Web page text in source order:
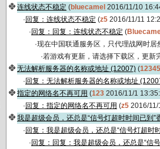
连线状态不稳定 (bluecamel 2016/11/10
· 回复：连线状态不稳定 (z5 2016/11/11
· 回复：回复：连线状态不稳定 (
·现在中国联通服务区，只代理战网时
·若游戏有更新，请选择下载区，更新
无法解析服务器的名称或地址 (12007) (
· 回复：无法解析服务器的名称或地址
指定的网络名不再可用 (123 2016/11/1
· 回复：指定的网络名不再可用 (z5 2016/
我是超级会员，还总是“信号灯超时时间已到”
· 回复：我是超级会员，还总是“信号灯超时
· 回复：回复：我是超级会员，还总是“信